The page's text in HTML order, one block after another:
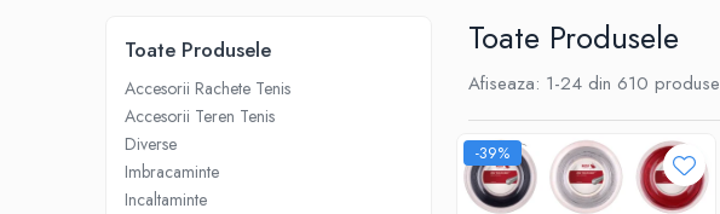
Rachete Juniori
Toate Produsele
Toate Produsele
Accesorii Rachete Tenis
Accesorii Teren Tenis
Diverse
Imbracaminte
Incaltaminte
Afiseaza: 1-24 din 610 produse
-39%